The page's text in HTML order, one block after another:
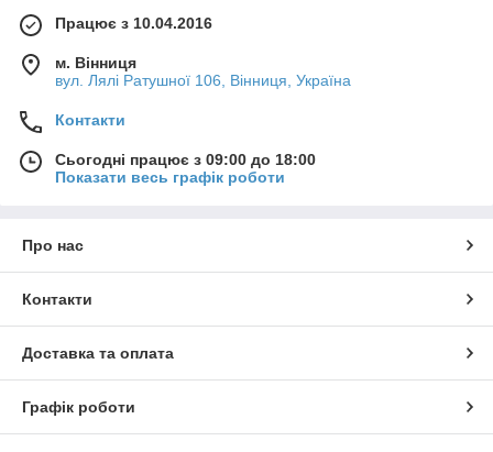
Працює з 10.04.2016
м. Вінниця
вул. Лялі Ратушної 106, Вінниця, Україна
Контакти
Сьогодні працює з 09:00 до 18:00
Показати весь графік роботи
Про нас
Контакти
Доставка та оплата
Графік роботи